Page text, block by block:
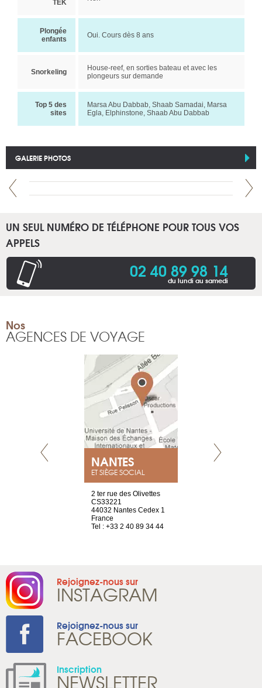
TEK
Plongée
enfants
Oui. Cours dès 8 ans
Snorkeling
House-reef, en sorties bateau et avec les
plongeurs sur demande
Top 5 des
sites
Marsa Abu Dabbab, Shaab Samadai, Marsa
Egla, Elphinstone, Shaab Abu Dabbab
GALERIE PHOTOS
UN SEUL NUMÉRO DE TÉLÉPHONE POUR TOUS VOS
APPELS
02 40 89 98 14
du lundi au samedi
Nos
AGENCES DE VOYAGE
NANTES
ET SIÈGE SOCIAL
2 ter rue des Olivettes
CS33221
44032 Nantes Cedex 1
France
Tel : +33 2 40 89 34 44
Rejoignez-nous sur
INSTAGRAM
Rejoignez-nous sur
FACEBOOK
Inscription
NEWSLETTER